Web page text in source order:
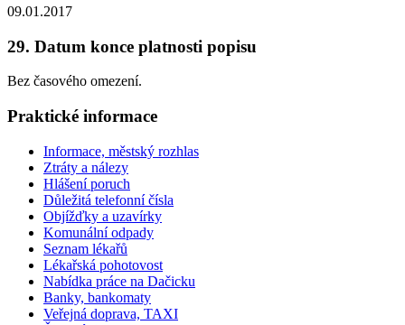
09.01.2017
29. Datum konce platnosti popisu
Bez časového omezení.
Praktické informace
Informace, městský rozhlas
Ztráty a nálezy
Hlášení poruch
Důležitá telefonní čísla
Objížďky a uzavírky
Komunální odpady
Seznam lékařů
Lékařská pohotovost
Nabídka práce na Dačicku
Banky, bankomaty
Veřejná doprava, TAXI